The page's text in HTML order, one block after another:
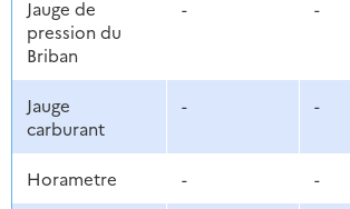
Jauge de
pression du
Briban
- -
Jauge
carburant
- -
Horametre - -